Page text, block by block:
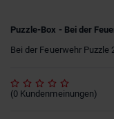
Puzzle-Box - Bei der
Bei der Feuerwehr Puzzle
(0 Kundenmeinungen)